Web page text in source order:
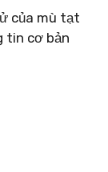
của mù tạt
tin cơ bản